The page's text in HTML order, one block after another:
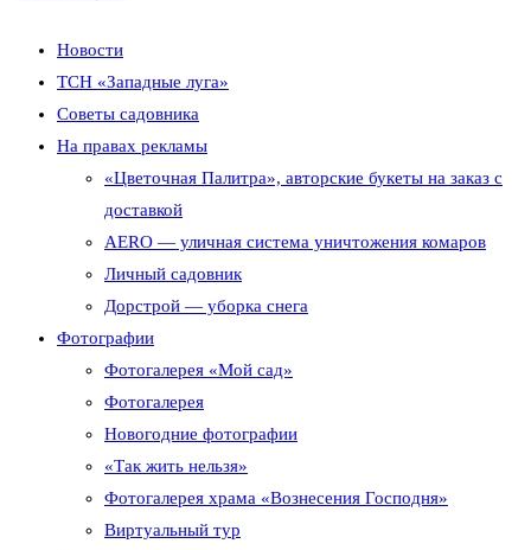
веб-
сайту
Новости
ТСН «Западные луга»
Советы садовника
На правах рекламы
«Цветочная Палитра», авторские букеты на заказ с
доставкой
AERO — уличная система уничтожения комаров
Личный садовник
Дорстрой — уборка снега
Фотографии
Фотогалерея «Мой сад»
Фотогалерея
Новогодние фотографии
«Так жить нельзя»
Фотогалерея храма «Вознесения Господня»
Виртуальный тур